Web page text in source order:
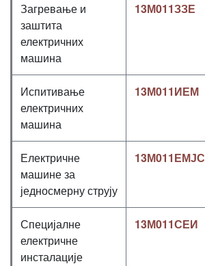
Загревање и
заштита
електричних
машина
13М011ЗЗЕ
Испитивање
електричних
машина
13М011ИЕМ
Електричне
машине за
једносмерну струју
13М011ЕМЈС
Специјалне
електричне
инсталације
13М011СЕИ